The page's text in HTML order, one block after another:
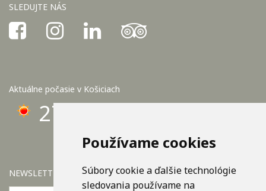
Používame cookies
Súbory cookie a ďalšie technológie
sledovania používame na
SLEDUJTE NÁS
Aktuálne počasie v Košiciach
27°C
NEWSLETTER